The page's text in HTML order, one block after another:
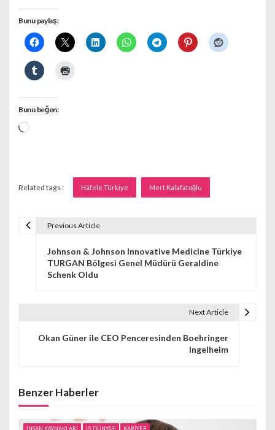
Bunu paylaş:
Bunu beğen:
Yükleniyor...
Related tags : Häfele Türkiye Mert Kalafatoğlu
i
Previous Article
Johnson & Johnson Innovative Medicine Türkiye
TURGAN Bölgesi Genel Müdürü Geraldine
Schenk Oldu
Next Article
Okan Güner ile CEO Penceresinden Boehringer
Ingelheim
Benzer Haberler
İNSAN KAYNAKLARI İŞ DÜNYASI KARİYER